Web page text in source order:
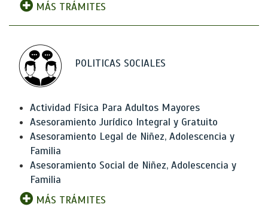
MÁS TRÁMITES
POLITICAS SOCIALES
Actividad Física Para Adultos Mayores
Asesoramiento Jurídico Integral y Gratuito
Asesoramiento Legal de Niñez, Adolescencia y
Familia
Asesoramiento Social de Niñez, Adolescencia y
Familia
MÁS TRÁMITES